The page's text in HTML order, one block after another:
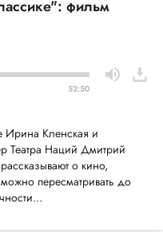
фильм
52:50
Ирина Кленская и
Театра Наций Дмитрий
о кино,
пересматривать до